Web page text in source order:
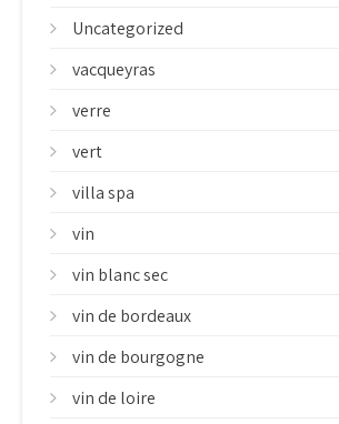
Uncategorized
vacqueyras
verre
vert
villa spa
vin
vin blanc sec
vin de bordeaux
vin de bourgogne
vin de loire